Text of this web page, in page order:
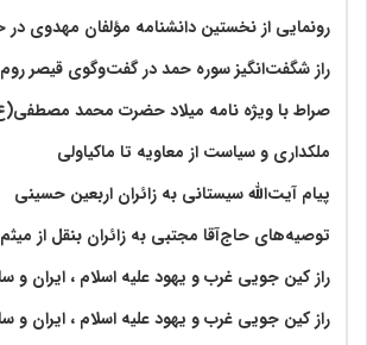
رونمایی از نخستین دانشنامه مؤلفان مهدوی
راز شگفت‌انگیز سوره حمد در گفت‌وگوی قیصر
صراط با ویژه نامه میلاد حضرت محمد
ملکداری و سیاست از معاویه تا ماکیاولی
پیام آیت‌الله سیستانی به زائران اربعین حسینی
توصیه‌های حاج‌آقا مجتبی به زائران بنقل از
راز کین جویی غرب و یهود علیه اسلام ، ایران و
راز کین جویی غرب و یهود علیه اسلام ، ایران و